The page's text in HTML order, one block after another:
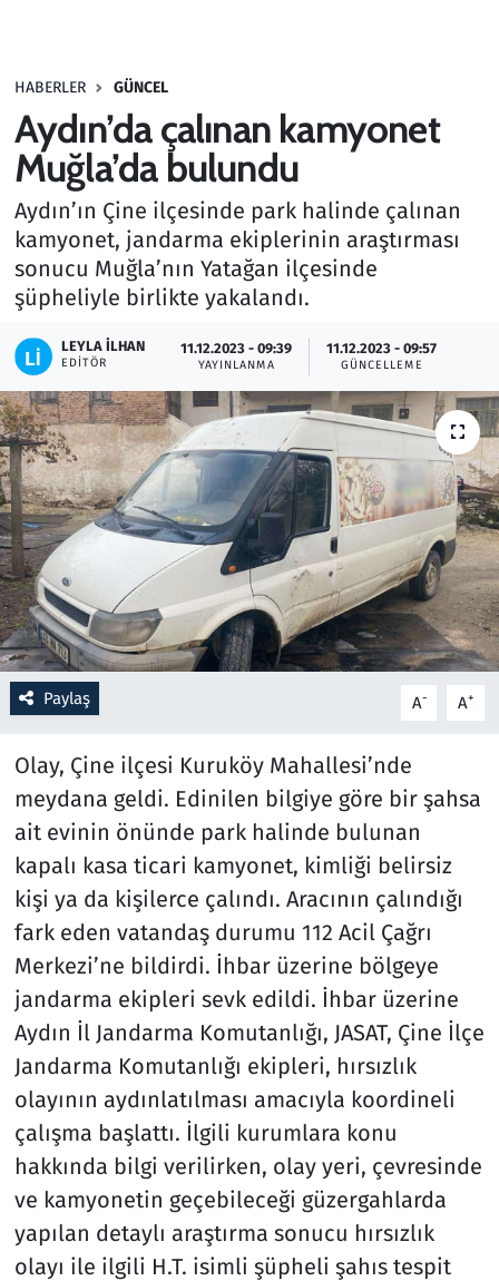
HABERLER GÜNCEL
Aydın’da çalınan kamyonet
Muğla’da bulundu
Aydın’ın Çine ilçesinde park halinde çalınan
kamyonet, jandarma ekiplerinin araştırması
sonucu Muğla’nın Yatağan ilçesinde
şüpheliyle birlikte yakalandı.
LEYLA İLHAN
EDITÖR
11.12.2023 - 09:39
YAYINLANMA
11.12.2023 - 09:57
GÜNCELLEME
Paylaş A- A+
Olay, Çine ilçesi Kuruköy Mahallesi’nde
meydana geldi. Edinilen bilgiye göre bir şahsa
ait evinin önünde park halinde bulunan
kapalı kasa ticari kamyonet, kimliği belirsiz
kişi ya da kişilerce çalındı. Aracının çalındığı
fark eden vatandaş durumu 112 Acil Çağrı
Merkezi’ne bildirdi. İhbar üzerine bölgeye
jandarma ekipleri sevk edildi. İhbar üzerine
Aydın İl Jandarma Komutanlığı, JASAT, Çine İlçe
Jandarma Komutanlığı ekipleri, hırsızlık
olayının aydınlatılması amacıyla koordineli
çalışma başlattı. İlgili kurumlara konu
hakkında bilgi verilirken, olay yeri, çevresinde
ve kamyonetin geçebileceği güzergahlarda
yapılan detaylı araştırma sonucu hırsızlık
olayı ile ilgili H.T. isimli şüpheli şahıs tespit
Haber
Kültür Sanat
Kurumsal Haberler
Lezzet Durağı
Oyun
Ramazan
Resmi İlanlar
Rüya Tabirleri
Sağlık
Savunma Sanayi
Seçim 2023
Spor
Teknoloji ve Bilim
Televizyon